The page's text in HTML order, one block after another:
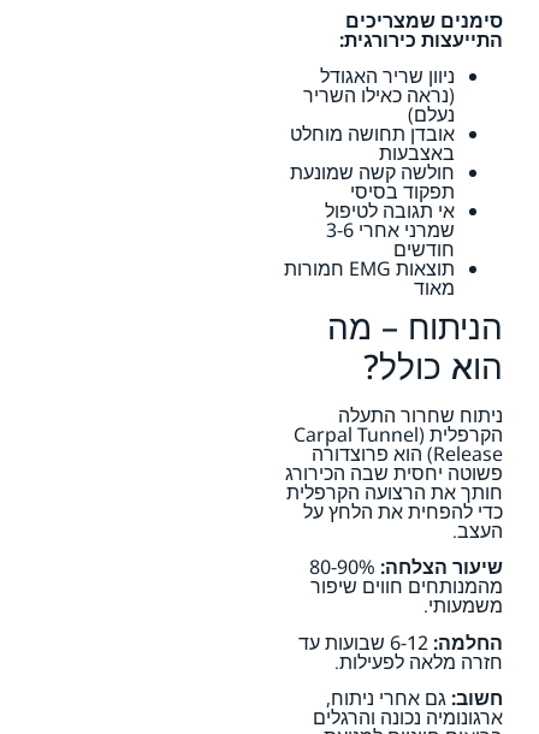
סימנים שמצריכים
התייעצות כירורגית:
ניוון שריר האגודל
(נראה כאילו השריר
נעלם)
אובדן תחושה מוחלט
באצבעות
חולשה קשה שמונעת
תפקוד בסיסי
אי תגובה לטיפול
שמרני אחרי 3-6
חודשים
תוצאות EMG חמורות
מאוד
הניתוח – מה
הוא כולל?
ניתוח שחרור התעלה
הקרפלית (Carpal Tunnel
Release) הוא פרוצדורה
פשוטה יחסית שבה הכירורג
חותך את הרצועה הקרפלית
כדי להפחית את הלחץ על
העצב.
שיעור הצלחה: 80-90%
מהמנותחים חווים שיפור
משמעותי.
החלמה:
6-12 שבועות עד
חזרה מלאה לפעילות.
חשוב:גם אחרי ניתוח,
ארגונומיה נכונה והרגלים